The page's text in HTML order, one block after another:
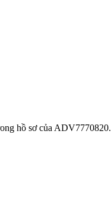
hồ sơ của ADV7770820.